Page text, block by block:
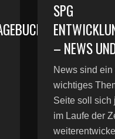
SPG
– NEWS
News sind ein
wichtiges
Seite soll sich
im Laufe der